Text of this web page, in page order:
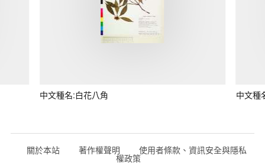
中文種名:白花八角 中文種
關於本站 著作權聲明 使用者條款、資訊安全與隱私
權政策